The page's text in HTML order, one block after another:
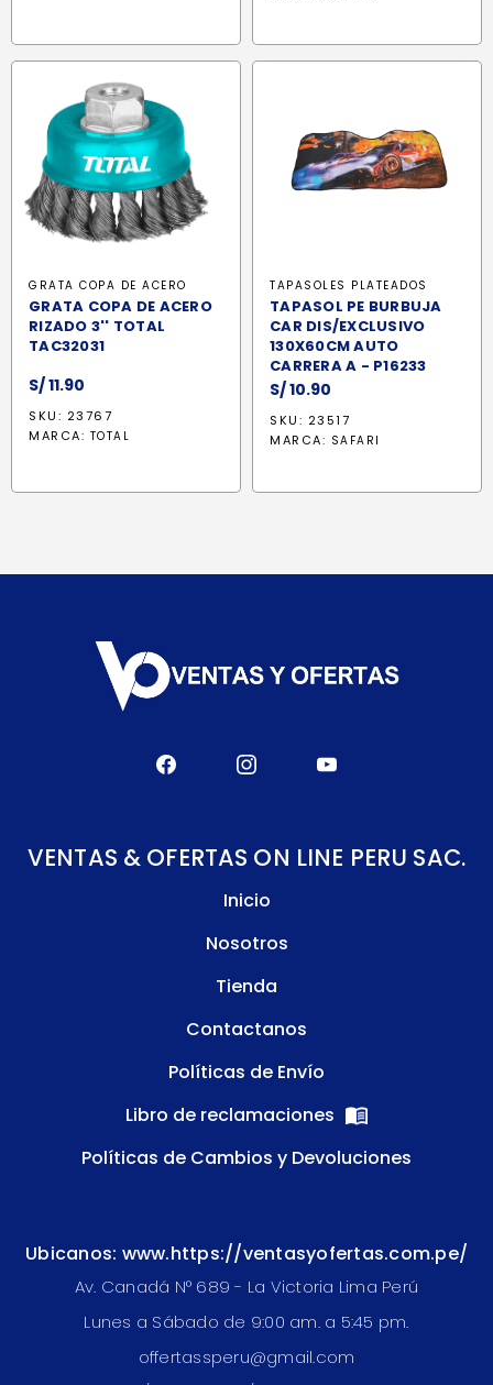
GRATA COPA DE ACERO
GRATA COPA DE ACERO
RIZADO 3'' TOTAL
TAC32031
S/11.90
SKU: 23767
MARCA: TOTAL
TAPASOLES PLATEADOS
TAPASOL PE BURBUJA
CAR DIS/EXCLUSIVO
130X60CM AUTO
CARRERA A - P16233
S/10.90
SKU: 23517
MARCA: SAFARI
VENTAS & OFERTAS ON LINE PERU SAC.
Inicio
Nosotros
Tienda
Contactanos
Políticas de Envío
Libro de reclamaciones
Políticas de Cambios y Devoluciones
Ubicanos: www.https://ventasyofertas.com.pe/
Av. Canadá N° 689 - La Victoria Lima Perú
Lunes a Sábado de 9:00 am. a 5:45 pm.
offertassperu@gmail.com